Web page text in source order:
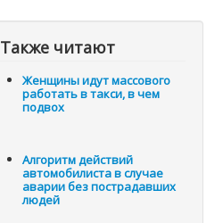
Также читают
Женщины идут массового
работать в такси, в чем
подвох
Алгоритм действий
автомобилиста в случае
аварии без пострадавших
людей